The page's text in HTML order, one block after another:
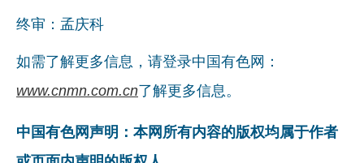
终审：孟庆科
如需了解更多信息，请登录中国有色网：
www.cnmn.com.cn了解更多信息。
中国有色网声明：本网所有内容的版权均属于作者